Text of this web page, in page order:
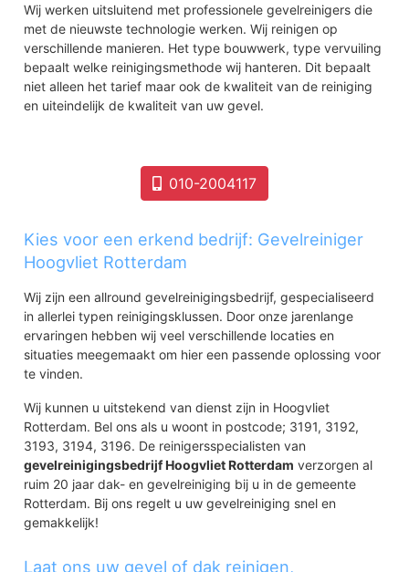
Wij werken uitsluitend met professionele gevelreinigers die
met de nieuwste technologie werken. Wij reinigen op
verschillende manieren. Het type bouwwerk, type vervuiling
bepaalt welke reinigingsmethode wij hanteren. Dit bepaalt
niet alleen het tarief maar ook de kwaliteit van de reiniging
en uiteindelijk de kwaliteit van uw gevel.
010-2004117
Kies voor een erkend bedrijf: Gevelreiniger
Hoogvliet Rotterdam
Wij zijn een allround gevelreinigingsbedrijf, gespecialiseerd
in allerlei typen reinigingsklussen. Door onze jarenlange
ervaringen hebben wij veel verschillende locaties en
situaties meegemaakt om hier een passende oplossing voor
te vinden.
Wij kunnen u uitstekend van dienst zijn in Hoogvliet
Rotterdam. Bel ons als u woont in postcode; 3191, 3192,
3193, 3194, 3196. De reinigersspecialisten van
gevelreinigingsbedrijf Hoogvliet Rotterdam verzorgen al
ruim 20 jaar dak- en gevelreiniging bij u in de gemeente
Rotterdam. Bij ons regelt u uw gevelreiniging snel en
gemakkelijk!
Laat ons uw gevel of dak reinigen,